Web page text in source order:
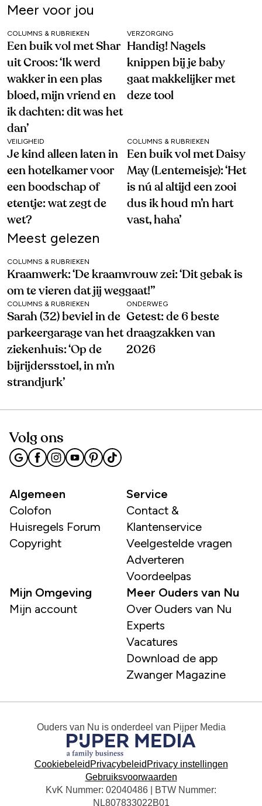
Meer voor jou
COLUMNS & RUBRIEKEN
Een buik vol met Shar
uit Croos: ‘Ik werd
wakker in een plas
bloed, mijn vriend en
ik dachten: dit was het
dan’
VERZORGING
Handig! Nagels
knippen bij je baby
gaat makkelijker met
deze tool
VEILIGHEID
Je kind alleen laten in
een hotelkamer voor
een boodschap of
etentje: wat zegt de
wet?
COLUMNS & RUBRIEKEN
Een buik vol met Daisy
May (Lentemeisje): ‘Het
is nú al altijd een zooi
dus ik houd m’n hart
vast, haha’
Meest gelezen
COLUMNS & RUBRIEKEN
Kraamwerk: ‘De kraamvrouw zei: ‘Dit gebak is
om te vieren dat jij weggaat!’’
COLUMNS & RUBRIEKEN
Sarah (32) beviel in de
parkeergarage van het
ziekenhuis: ‘Op de
bijrijdersstoel, in m’n
strandjurk’
ONDERWEG
Getest: de 6 beste
draagzakken van
2026
Volg ons
Algemeen
Colofon
Huisregels Forum
Copyright
Service
Contact &
Klantenservice
Veelgestelde vragen
Adverteren
Voordeelpas
Mijn Omgeving
Mijn account
Meer Ouders van Nu
Over Ouders van Nu
Experts
Vacatures
Download de app
Zwanger Magazine
Ouders van Nu is onderdeel van Pijper Media
Cookiebeleid Privacybeleid Privacy instellingen
Gebruiksvoorwaarden
KvK Nummer: 02040486 | BTW Nummer:
NL807833022B01